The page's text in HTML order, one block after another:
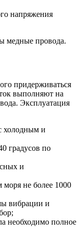
напряжения
медные провода.
придерживаться
выполняют на
Эксплуатация
холодным и
градусов по
и
моря не более 1000
вибрации и
необходимо полное